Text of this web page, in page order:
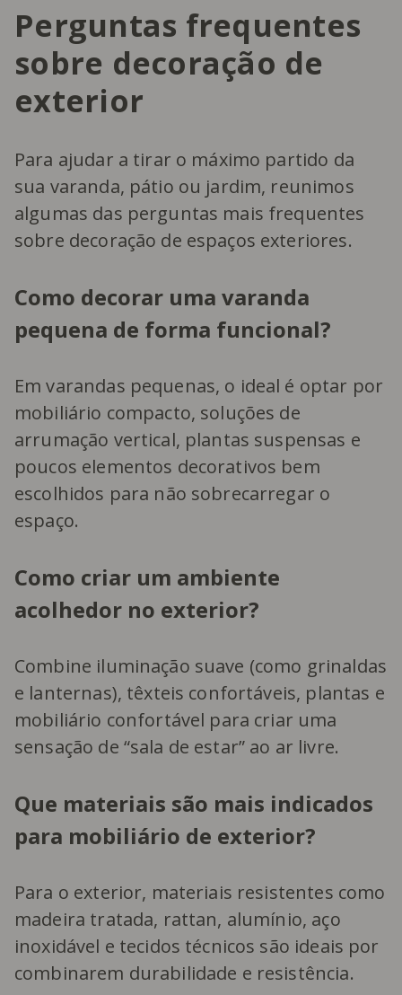
Perguntas frequentes
sobre decoração de
exterior
Para ajudar a tirar o máximo partido da
sua varanda, pátio ou jardim, reunimos
algumas das perguntas mais frequentes
sobre decoração de espaços exteriores.
Como decorar uma varanda
pequena de forma funcional?
Em varandas pequenas, o ideal é optar por
mobiliário compacto, soluções de
arrumação vertical, plantas suspensas e
poucos elementos decorativos bem
escolhidos para não sobrecarregar o
espaço.
Como criar um ambiente
acolhedor no exterior?
Combine iluminação suave (como grinaldas
e lanternas), têxteis confortáveis, plantas e
mobiliário confortável para criar uma
sensação de “sala de estar” ao ar livre.
Que materiais são mais indicados
para mobiliário de exterior?
Para o exterior, materiais resistentes como
madeira tratada, rattan, alumínio, aço
inoxidável e tecidos técnicos são ideais por
combinarem durabilidade e resistência.